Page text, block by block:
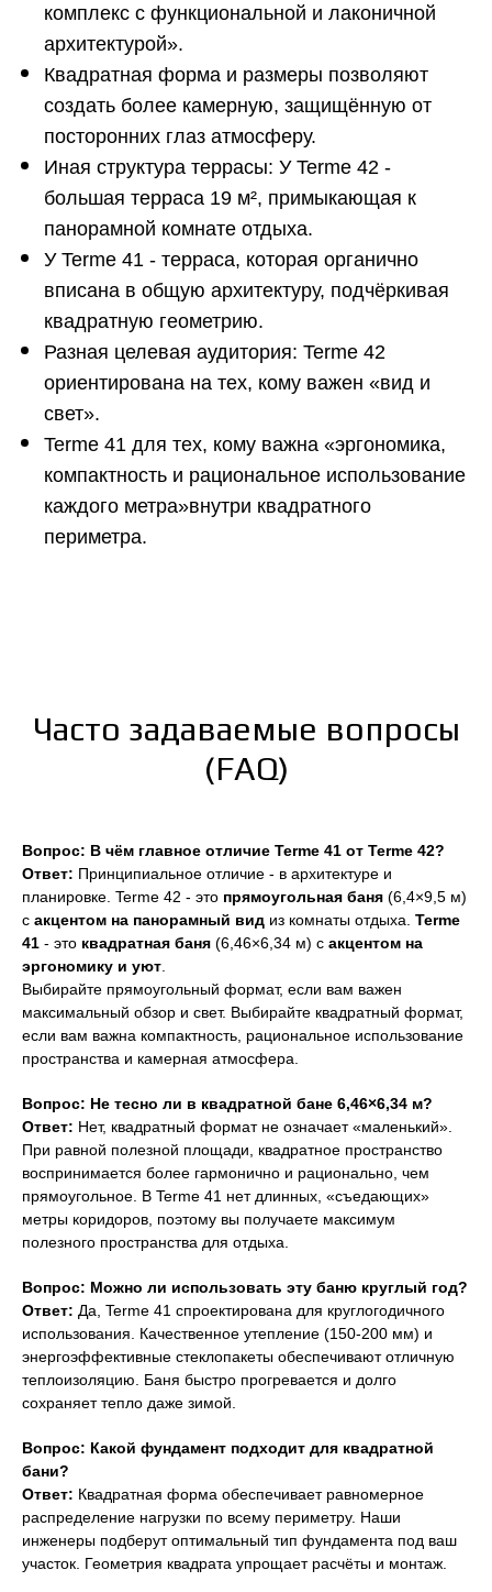
комплекс с функциональной и лаконичной
архитектурой».
Квадратная форма и размеры позволяют
создать более камерную, защищённую от
посторонних глаз атмосферу.
Иная структура террасы: У Terme 42 -
большая терраса 19 м², примыкающая к
панорамной комнате отдыха.
У Terme 41 - терраса, которая органично
вписана в общую архитектуру, подчёркивая
квадратную геометрию.
Разная целевая аудитория: Terme 42
ориентирована на тех, кому важен «вид и
свет».
Terme 41 для тех, кому важна «эргономика,
компактность и рациональное использование
каждого метра»внутри квадратного
периметра.
Часто задаваемые вопросы
(FAQ)
Вопрос: В чём главное отличие Terme 41 от Terme 42?
Ответ: Принципиальное отличие - в архитектуре и
планировке. Terme 42 - это прямоугольная баня (6,4×9,5 м)
с акцентом на панорамный вид из комнаты отдыха. Terme
41 - это квадратная баня (6,46×6,34 м) с акцентом на
эргономику и уют
Выбирайте прямоугольный формат, если вам важен
максимальный обзор и свет. Выбирайте квадратный формат,
если вам важна компактность, рациональное использование
пространства и камерная атмосфера.
Вопрос: Не тесно ли в квадратной бане 6,46×6,34 м?
Ответ: Нет, квадратный формат не означает «маленький».
При равной полезной площади, квадратное пространство
воспринимается более гармонично и рационально, чем
прямоугольное. В Terme 41 нет длинных, «съедающих»
метры коридоров, поэтому вы получаете максимум
полезного пространства для отдыха.
Вопрос: Можно ли использовать эту баню круглый год?
Ответ: Да, Terme 41 спроектирована для круглогодичного
использования. Качественное утепление (150-200 мм) и
энергоэффективные стеклопакеты обеспечивают отличную
теплоизоляцию. Баня быстро прогревается и долго
сохраняет тепло даже зимой.
Вопрос: Какой фундамент подходит для квадратной
бани?
Ответ: Квадратная форма обеспечивает равномерное
распределение нагрузки по всему периметру. Наши
инженеры подберут оптимальный тип фундамента под ваш
участок. Геометрия квадрата упрощает расчёты и монтаж.